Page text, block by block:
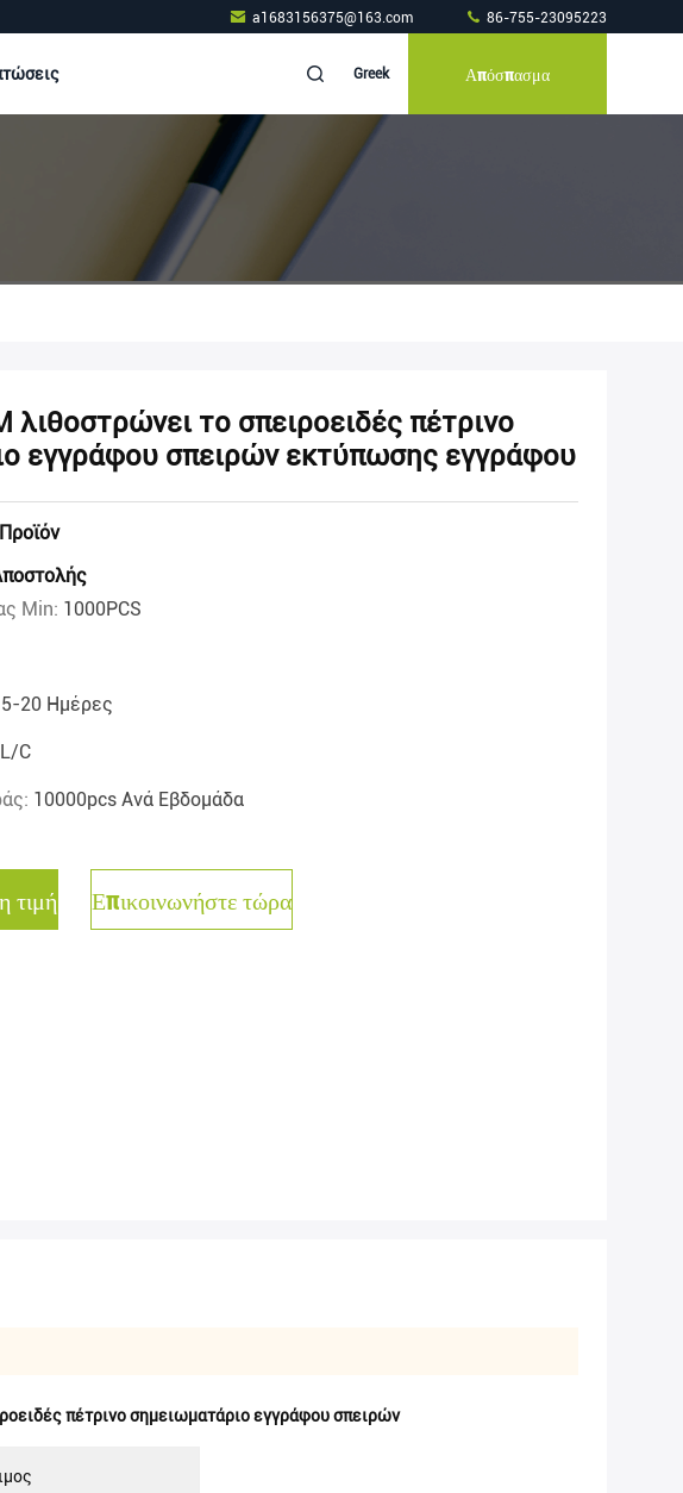
a1683156375@163.com 86-755-23095223
Greek Απόσπασμα
λιθοστρώνει το σπειροειδές πέτρινο
εγγράφου σπειρών εκτύπωσης εγγράφου
Min: 1000PCS
20 Ημέρες
C
10000pcs Ανά Εβδομάδα
τιμή Επικοινωνήστε τώρα
πέτρινο σημειωματάριο εγγράφου σπειρών